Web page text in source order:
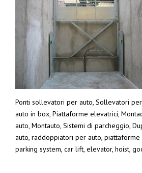
Ponti sollevatori per auto, Sollevatori
auto in box, Piattaforme elevatrici,
auto, Montauto, Sistemi di parcheggio,
auto, raddoppiatori per auto,
parking system, car lift, elevator, hoist,